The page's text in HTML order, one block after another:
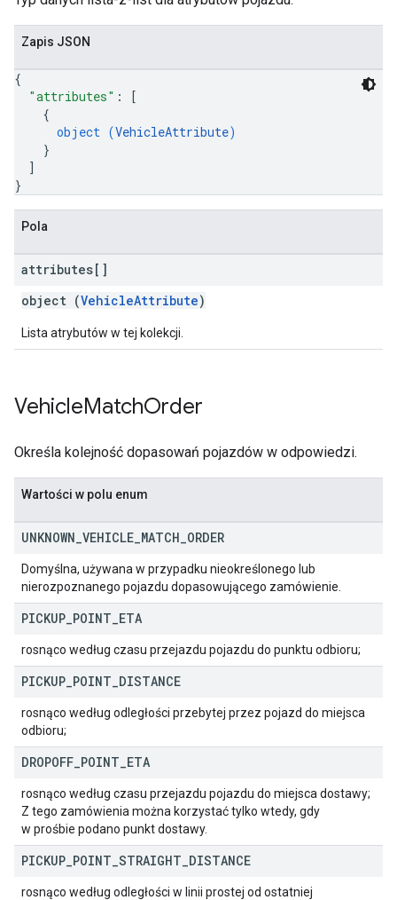
Zapis JSON
{
"attributes" :
[
{
object (VehicleAttribute)
}
]
}
Pola
attributes[]
object (VehicleAttribute)
Lista atrybutów w tej kolekcji.
VehicleMatchOrder
Określa kolejność dopasowań pojazdów w odpowiedzi.
Wartości w polu enum
UNKNOWN VEHICLE MATCH ORDER
Domyślna, używana w przypadku nieokreślonego lub
nierozpoznanego pojazdu dopasowującego zamówienie.
PICKUP POINT ETA
rosnąco według czasu przejazdu pojazdu do punktu odbioru;
PICKUP POINT DISTANCE
rosnąco według odległości przebytej przez pojazd do miejsca
odbioru;
DROPOFF POINT ETA
rosnąco według czasu przejazdu pojazdu do miejsca dostawy;
Z tego zamówienia można korzystać tylko wtedy, gdy
w prośbie podano punkt dostawy.
PICKUP POINT STRAIGHT DISTANCE
rosnąco według odległości w linii prostej od ostatniej